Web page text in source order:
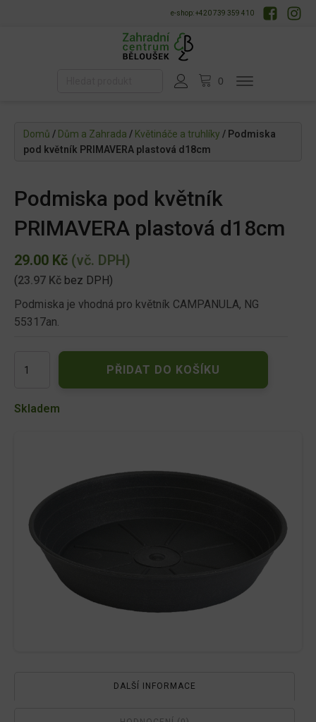
e-shop: +420 739 359 410
Domů / Dům a Zahrada / Květináče a truhlíky / Podmiska
pod květník PRIMAVERA plastová d18cm
Podmiska pod květník
PRIMAVERA plastová d18cm
29.00 Kč (vč. DPH)
(23.97 Kč bez DPH)
Podmiska je vhodná pro květník CAMPANULA, NG
55317an.
pod
PRIMAVERA
PŘIDAT DO KOŠÍKU
Skladem
DALŠÍ INFORMACE